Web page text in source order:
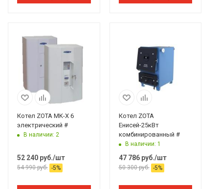
Котел ZOTA MK-X 6
электрический #
В наличии: 2
52 240 руб./шт
54 990руб. -5%
Котел ZOTA
Енисей-25кВт
комбинированный #
В наличии: 1
47 786руб./шт
50 300руб. -5%